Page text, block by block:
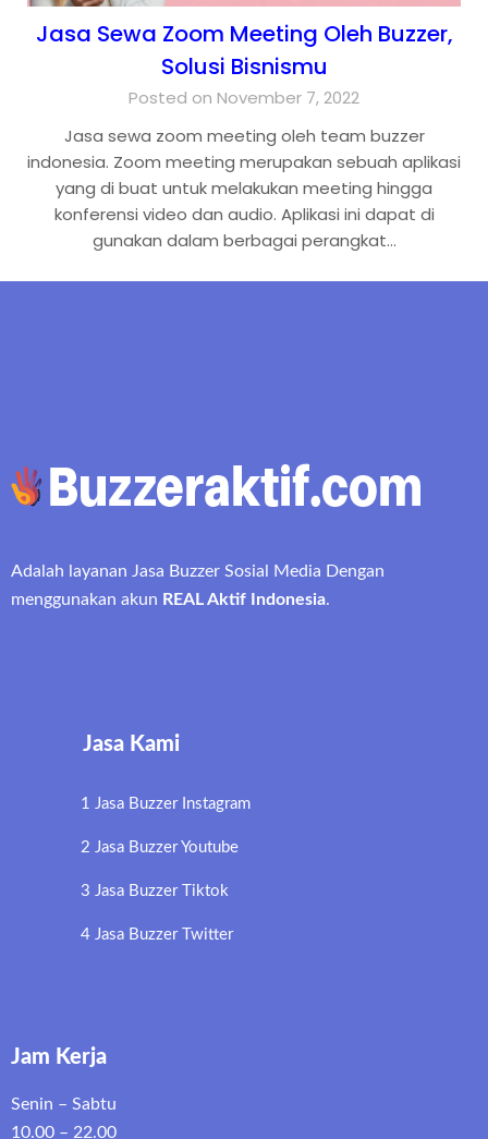
Jasa Sewa Zoom Meeting Oleh Buzzer,
Solusi Bisnismu
Posted on November 7, 2022
Jasa sewa zoom meeting oleh team buzzer
indonesia. Zoom meeting merupakan sebuah aplikasi
yang di buat untuk melakukan meeting hingga
konferensi video dan audio. Aplikasi ini dapat di
gunakan dalam berbagai perangkat…
Adalah layanan Jasa Buzzer Sosial Media Dengan
menggunakan akun REAL Aktif Indonesia.
Jasa Kami
1 Jasa Buzzer Instagram
2 Jasa Buzzer Youtube
3 Jasa Buzzer Tiktok
4 Jasa Buzzer Twitter
Jam Kerja
Senin – Sabtu
10.00 – 22.00